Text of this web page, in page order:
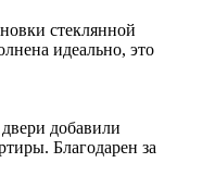
стеклянной
идеально, это
добавили
Благодарен за